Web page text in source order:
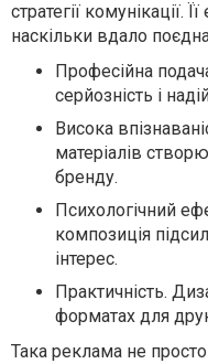
стратегії комунікації.
наскільки вдало
Професійна
серйозність і
Висока
матеріалів
бренду.
Психологічний
композиція
інтерес.
Практичність.
форматах для
Така реклама не